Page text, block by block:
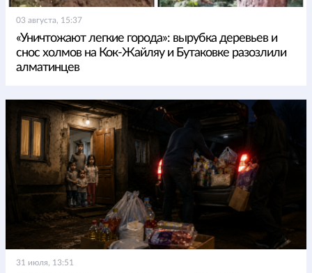
03 августа, 15:37
«Уничтожают легкие города»: вырубка деревьев и
снос холмов на Кок-Жайляу и Бутаковке разозлили
алматинцев
31 июля, 13:51